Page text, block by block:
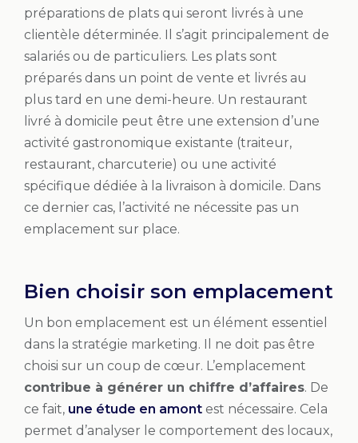
préparations de plats qui seront livrés à une
clientèle déterminée. Il s’agit principalement de
salariés ou de particuliers. Les plats sont
préparés dans un point de vente et livrés au
plus tard en une demi-heure. Un restaurant
livré à domicile peut être une extension d’une
activité gastronomique existante (traiteur,
restaurant, charcuterie) ou une activité
spécifique dédiée à la livraison à domicile. Dans
ce dernier cas, l’activité ne nécessite pas un
emplacement sur place.
Bien choisir son emplacement
Un bon emplacement est un élément essentiel
dans la stratégie marketing. Il ne doit pas être
choisi sur un coup de cœur. L’emplacement
contribue à générer un chiffre d’affaires. De
ce fait, une étude en amont est nécessaire. Cela
permet d’analyser le comportement des locaux,